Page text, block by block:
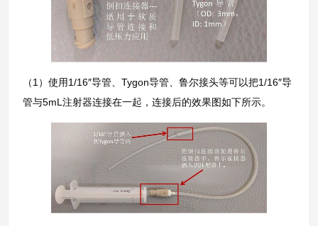
（1）使用1/16″导管、Tygon导管、鲁尔接头等可以把1/16″导
管与5mL注射器连接在一起，连接后的效果图如下所示。